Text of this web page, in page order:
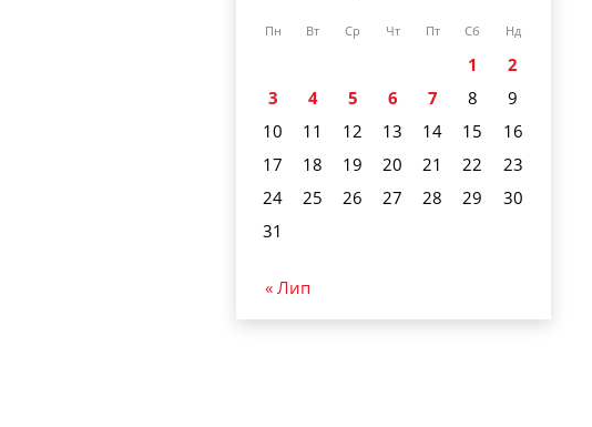
Пн Вт Ср Чт Пт Сб Нд
1
2
3
4 5 6 7 8
9
10
11 12 13 14 15
16
17
18 19 20 21 22
23
24
25 26 27 28 29
30
31
« Лип